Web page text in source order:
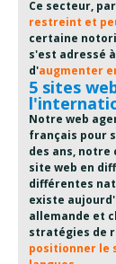
Ce secteur,
restreint et
certaine
s'est adressé
d'augmenter
5 sites
Notre web
français pour
des ans,
site web en
différentes
existe
allemande et
stratégies de
positionner le